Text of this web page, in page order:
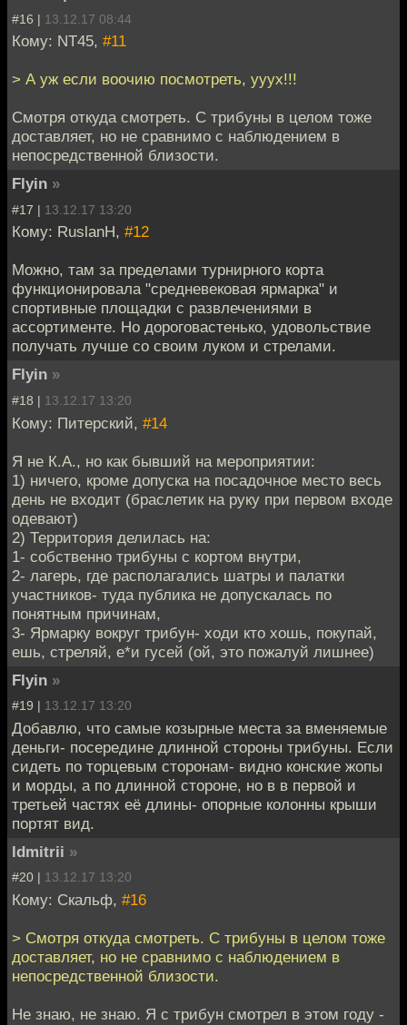
#16 | 13.12.17 08:44
Кому: NT45, #11
> А уж если воочию посмотреть, ууух!!!
Смотря откуда смотреть. С трибуны в целом тоже
доставляет, но не сравнимо с наблюдением в
непосредственной близости.
Flyin »
#17 | 13.12.17 13:20
Кому: RuslanH, #12
Можно, там за пределами турнирного корта
функционировала "средневековая ярмарка" и
спортивные площадки с развлечениями в
ассортименте. Но дороговастенько, удовольствие
получать лучше со своим луком и стрелами.
Flyin »
#18 | 13.12.17 13:20
Кому: Питерский, #14
Я не К.А., но как бывший на мероприятии:
1) ничего, кроме допуска на посадочное место весь
день не входит (браслетик на руку при первом входе
одевают)
2) Территория делилась на:
1- собственно трибуны с кортом внутри,
2- лагерь, где располагались шатры и палатки
участников- туда публика не допускалась по
понятным причинам,
3- Ярмарку вокруг трибун- ходи кто хошь, покупай,
ешь, стреляй, е*и гусей (ой, это пожалуй лишнее)
Flyin »
#19 | 13.12.17 13:20
Добавлю, что самые козырные места за вменяемые
деньги- посередине длинной стороны трибуны. Если
сидеть по торцевым сторонам- видно конские жопы
и морды, а по длинной стороне, но в в первой и
третьей частях её длины- опорные колонны крыши
портят вид.
ldmitrii »
#20 | 13.12.17 13:20
Кому: Скальф, #16
> Смотря откуда смотреть. С трибуны в целом тоже
доставляет, но не сравнимо с наблюдением в
непосредственной близости.
Не знаю, не знаю. Я с трибун смотрел в этом году -